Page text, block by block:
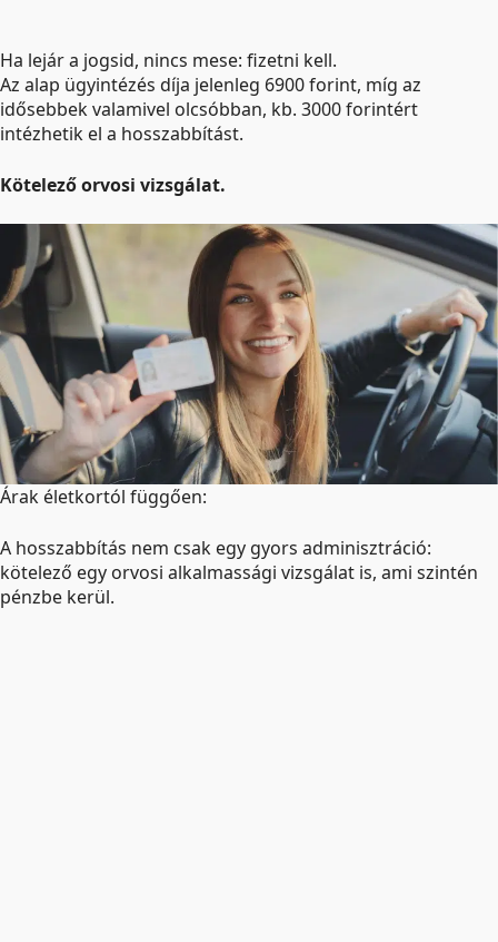
Ha lejár a jogsid, nincs mese: fizetni kell.
Az alap ügyintézés díja jelenleg 6900 forint, míg az
idősebbek valamivel olcsóbban, kb. 3000 forintért
intézhetik el a hosszabbítást.
Kötelező orvosi vizsgálat.
Árak életkortól függően:
A hosszabbítás nem csak egy gyors adminisztráció:
kötelező egy orvosi alkalmassági vizsgálat is, ami szintén
pénzbe kerül.